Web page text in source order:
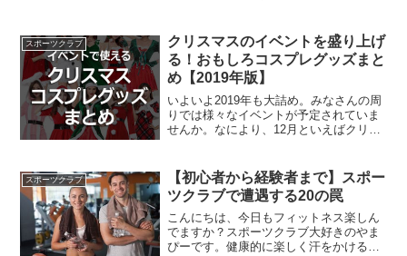
スポーツクラブ歴は長い。しかし、得ら
れたものは健康や引き...
スポーツクラブ
クリスマスのイベントを盛り上げ
る！おもしろコスプレグッズまと
め【2019年版】
いよいよ2019年も大詰め。みなさんの周
りでは様々なイベントが予定されていま
せんか。なにより、12月といえばクリス
勤勉な日本人でもコスプレが許される貴
重な一日。この機...
スポーツクラブ
【初心者から経験者まで】スポー
ツクラブで遭遇する20の罠
こんにちは、今日もフィットネス楽しん
でますか？スポーツクラブ大好きのやま
ぴーです。健康的に楽しく汗をかけるス